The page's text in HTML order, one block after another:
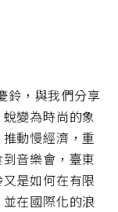
鈴，與我們分享
變為時尚的象
動慢經濟，重
音樂會，臺東
是如何在有限
在國際化的浪